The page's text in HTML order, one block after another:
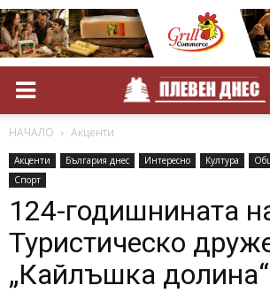
НАЧАЛО Акценти
Акценти България днес Интересно Култура
Спорт
124-годишнината
Туристическо
„Кайлъшка долина“